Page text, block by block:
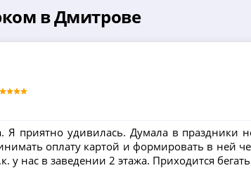
в Дмитрове
Я приятно удивилась. Думала в праздники
оплату картой и формировать в ней
у нас в заведении 2 этажа. Приходится